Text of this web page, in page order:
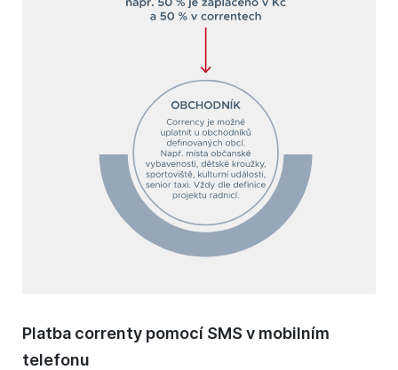
Platba correnty pomocí SMS v mobilním
telefonu